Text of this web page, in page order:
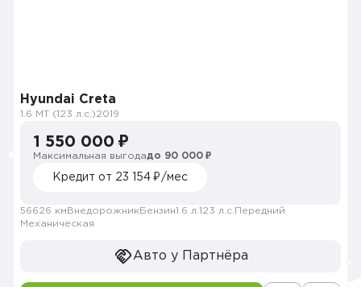
Hyundai Creta
1.6 MT (123 л.с.)2019
1 550 000 ₽
Максимальная выгодадо 90 000 ₽
Кредит от 23 154 ₽/мес
56626 км Внедорожник Бензин1.6 л. 123 л.с. Передний
Механическая
Авто у Партнёра